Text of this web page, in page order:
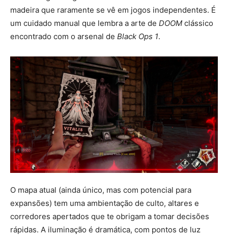
madeira que raramente se vê em jogos independentes. É
um cuidado manual que lembra a arte de DOOM clássico
encontrado com o arsenal de Black Ops 1.
O mapa atual (ainda único, mas com potencial para
expansões) tem uma ambientação de culto, altares e
corredores apertados que te obrigam a tomar decisões
rápidas. A iluminação é dramática, com pontos de luz